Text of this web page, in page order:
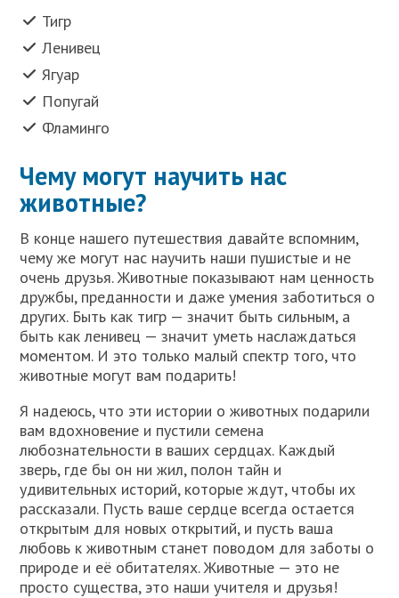
Тигр
Ленивец
Ягуар
Попугай
Фламинго
Чему могут научить нас
животные?
В конце нашего путешествия давайте вспомним,
чему же могут нас научить наши пушистые и не
очень друзья. Животные показывают нам ценность
дружбы, преданности и даже умения заботиться о
других. Быть как тигр — значит быть сильным, а
быть как ленивец — значит уметь наслаждаться
моментом. И это только малый спектр того, что
животные могут вам подарить!
Я надеюсь, что эти истории о животных подарили
вам вдохновение и пустили семена
любознательности в ваших сердцах. Каждый
зверь, где бы он ни жил, полон тайн и
удивительных историй, которые ждут, чтобы их
рассказали. Пусть ваше сердце всегда остается
открытым для новых открытий, и пусть ваша
любовь к животным станет поводом для заботы о
природе и её обитателях. Животные — это не
просто существа, это наши учителя и друзья!